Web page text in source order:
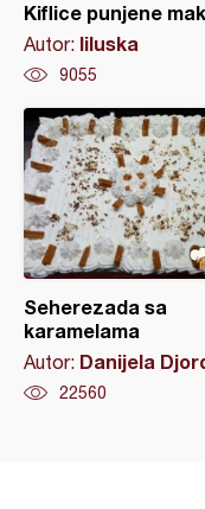
Kiflice punjene
Autor: liluska
9055
Seherezada sa
karamelama
Autor: Danijela
22560